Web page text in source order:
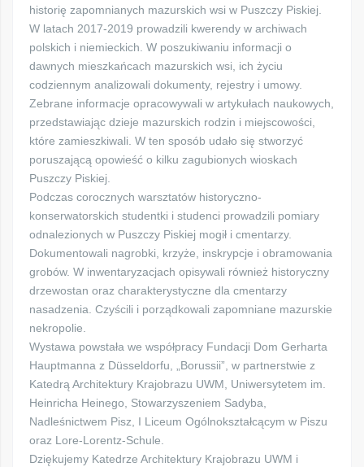
historię zapomnianych mazurskich wsi w Puszczy Piskiej.
W latach 2017-2019 prowadzili kwerendy w archiwach
polskich i niemieckich. W poszukiwaniu informacji o
dawnych mieszkańcach mazurskich wsi, ich życiu
codziennym analizowali dokumenty, rejestry i umowy.
Zebrane informacje opracowywali w artykułach naukowych,
przedstawiając dzieje mazurskich rodzin i miejscowości,
które zamieszkiwali. W ten sposób udało się stworzyć
poruszającą opowieść o kilku zagubionych wioskach
Puszczy Piskiej.
Podczas corocznych warsztatów historyczno-
konserwatorskich studentki i studenci prowadzili pomiary
odnalezionych w Puszczy Piskiej mogił i cmentarzy.
Dokumentowali nagrobki, krzyże, inskrypcje i obramowania
grobów. W inwentaryzacjach opisywali również historyczny
drzewostan oraz charakterystyczne dla cmentarzy
nasadzenia. Czyścili i porządkowali zapomniane mazurskie
nekropolie.
Wystawa powstała we współpracy Fundacji Dom Gerharta
Hauptmanna z Düsseldorfu, „Borussii”, w partnerstwie z
Katedrą Architektury Krajobrazu UWM, Uniwersytetem im.
Heinricha Heinego, Stowarzyszeniem Sadyba,
Nadleśnictwem Pisz, I Liceum Ogólnokształcącym w Piszu
oraz Lore-Lorentz-Schule.
Dziękujemy Katedrze Architektury Krajobrazu UWM i